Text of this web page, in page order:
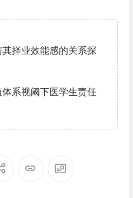
择业效能感的关系探
系视阈下医学生责任